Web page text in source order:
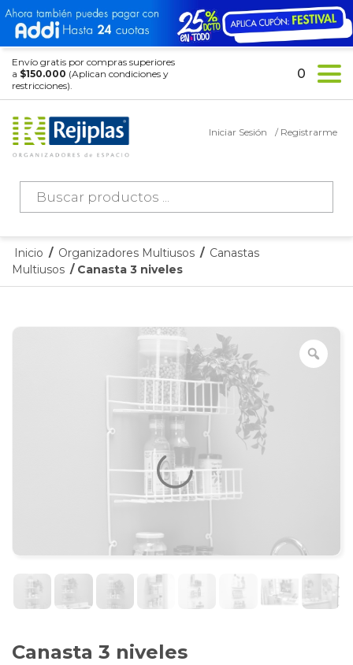
Envío gratis por compras superiores
a $150.000 (Aplican condiciones y
restricciones).
Búsqueda
productos
Iniciar Sesión / Registrarme
0
Inicio / Organizadores Multiusos / Canastas
Multiusos / Canasta 3 niveles
Canasta 3 niveles